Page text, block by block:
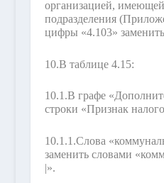
организацией,
подразделения
цифры «4.103»
10.В таблице 4.15:
10.1.В графе
строки «Признак
10.1.1.Слова
заменить словами
|».